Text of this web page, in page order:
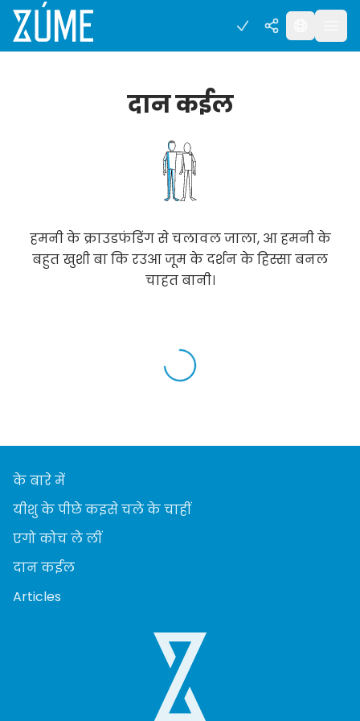
दान कईल
हमनी के क्राउडफंडिंग से चलावल जाला, आ हमनी के
बहुत खुशी बा कि रउआ जूम के दर्शन के हिस्सा बनल
चाहत बानी।
के बारे में
यीशु के पीछे कइसे चले के चाहीं
एगो कोच ले लीं
दान कईल
Articles